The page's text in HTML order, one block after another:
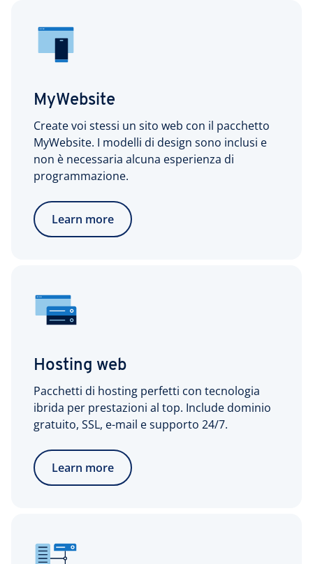
MyWebsite
Create voi stessi un sito web con il pacchetto
MyWebsite. I modelli di design sono inclusi e
non è necessaria alcuna esperienza di
programmazione.
Learn more
Hosting web
Pacchetti di hosting perfetti con tecnologia
ibrida per prestazioni al top. Include dominio
gratuito, SSL, e-mail e supporto 24/7.
Learn more